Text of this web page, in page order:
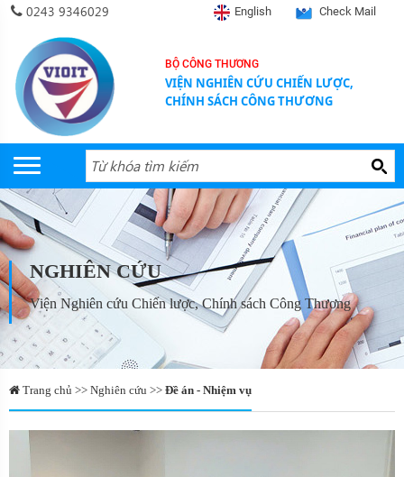
0243 9346029 English Check Mail
BỘ CÔNG THƯƠNG
VIỆN NGHIÊN CỨU CHIẾN LƯỢC,
CHÍNH SÁCH CÔNG THƯƠNG
NGHIÊN CỨU
Viện Nghiên cứu Chiến lược, Chính sách Công Thương
Trang chủ >> Nghiên cứu >> Đề án - Nhiệm vụ